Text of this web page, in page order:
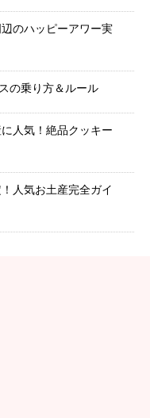
のハッピーアワー実
の乗り方＆ルール
人気！絶品クッキー
人気お土産完全ガイ